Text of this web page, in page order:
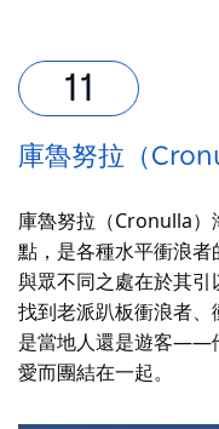
庫魯努拉（
庫魯努拉（Cronulla）
點，是各種水平衝浪
與眾不同之處在於其
找到老派趴板衝浪者
是當地人還是遊客——
愛而團結在一起。